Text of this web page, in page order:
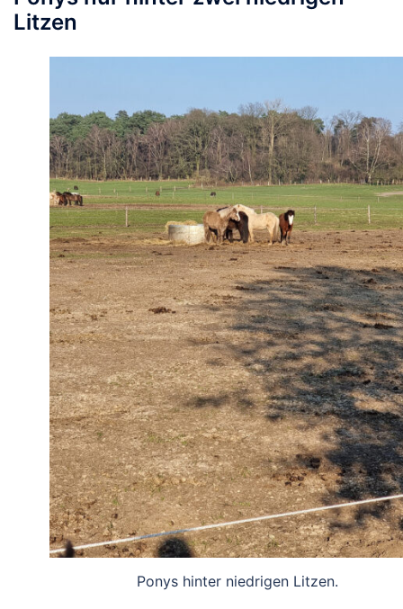
Litzen
Ponys hinter niedrigen Litzen.